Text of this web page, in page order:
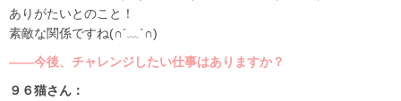
ありがたいとのこと！
素敵な関係ですね(∩´﹏`∩)
――今後、チャレンジしたい仕事はありますか？
９６猫さん：